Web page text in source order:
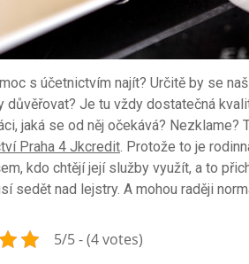
s účetnictvím najít? Určitě by se
důvěřovat? Je tu vždy dostatečná
jaká se od něj očekává? Nezklame?
Praha 4 Jkcredit. Protože to je
kdo chtějí její služby využít, a to
sedět nad lejstry. A mohou raději
5/5 - (4 votes)